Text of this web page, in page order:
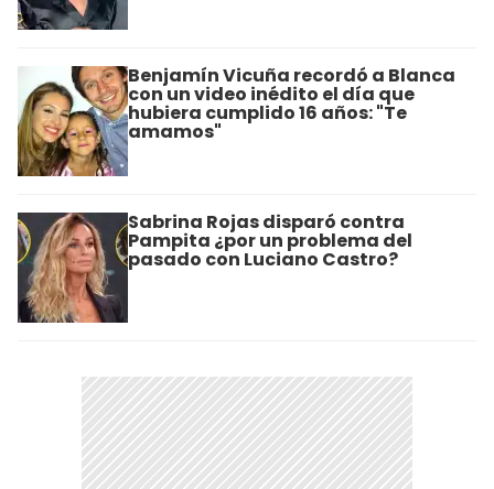
Benjamín Vicuña recordó a Blanca
con un video inédito el día que
hubiera cumplido 16 años: "Te
amamos"
Sabrina Rojas disparó contra
Pampita ¿por un problema del
pasado con Luciano Castro?